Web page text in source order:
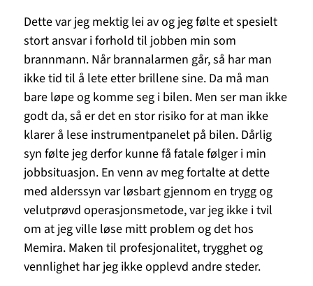
Dette var jeg mektig lei av og jeg følte et spesielt
stort ansvar i forhold til jobben min som
brannmann. Når brannalarmen går, så har man
ikke tid til å lete etter brillene sine. Da må man
bare løpe og komme seg i bilen. Men ser man ikke
godt da, så er det en stor risiko for at man ikke
klarer å lese instrumentpanelet på bilen. Dårlig
syn følte jeg derfor kunne få fatale følger i min
jobbsituasjon. En venn av meg fortalte at dette
med alderssyn var løsbart gjennom en trygg og
velutprøvd operasjonsmetode, var jeg ikke i tvil
om at jeg ville løse mitt problem og det hos
Memira. Maken til profesjonalitet, trygghet og
vennlighet har jeg ikke opplevd andre steder.